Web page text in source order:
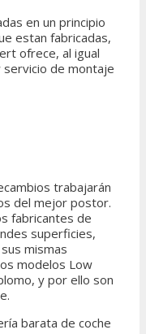
en un principio
estan fabricadas,
ofrece, al igual
de montaje
trabajarán
del mejor postor.
fabricantes de
superficies,
mismas
modelos Low
y por ello son
barata de coche